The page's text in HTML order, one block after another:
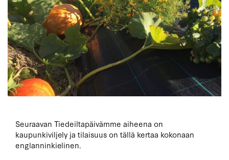
Seuraavan Tiedeiltapäivämme aiheena on
kaupunkiviljely ja tilaisuus on tällä kertaa kokonaan
englanninkielinen.